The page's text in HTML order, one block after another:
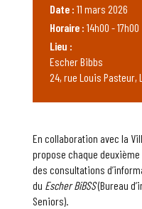
En collaboration avec la
propose chaque
des consultations
du Escher BiBSS(Bureau
Seniors).
Date : 11 mars 2026
Horaire : 14h00 - 17h00
Lieu :
Escher Bibbs
24, rue Louis Pasteur,